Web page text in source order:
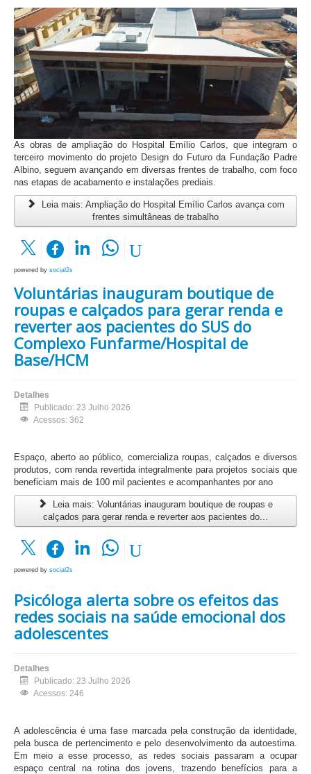
As obras de ampliação do Hospital Emílio Carlos, que integram o
terceiro movimento do projeto Design do Futuro da Fundação Padre
Albino, seguem avançando em diversas frentes de trabalho, com foco
nas etapas de acabamento e instalações prediais.
Leia mais: Ampliação do Hospital Emílio Carlos avança com
frentes simultâneas de trabalho
powered by social2s
Voluntárias inauguram boutique de
roupas e calçados para gerar renda e
reverter aos pacientes do SUS do
Complexo Funfarme/Hospital de
Base/HCM
Detalhes
Publicado: 23 Julho 2026
Acessos: 362
Espaço, aberto ao público, comercializa roupas, calçados e diversos
produtos, com renda revertida integralmente para projetos sociais que
beneficiam mais de 100 mil pacientes e acompanhantes por ano
Leia mais: Voluntárias inauguram boutique de roupas e
calçados para gerar renda e reverter aos pacientes do...
powered by social2s
Psicóloga alerta sobre os efeitos das
redes sociais na saúde emocional dos
adolescentes
Detalhes
Publicado: 23 Julho 2026
Acessos: 246
A adolescência é uma fase marcada pela construção da identidade,
pela busca de pertencimento e pelo desenvolvimento da autoestima.
Em meio a esse processo, as redes sociais passaram a ocupar
espaço central na rotina dos jovens, trazendo benefícios para a